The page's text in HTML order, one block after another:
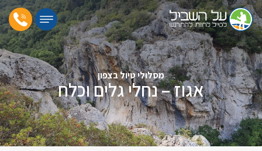
מסלולי טיול בצפון
אגוז – נחלי גלים וכלח